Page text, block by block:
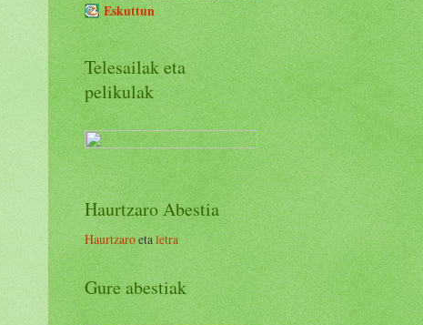
Eskuttun
Telesailak eta
pelikulak
Haurtzaro Abestia
Haurtzaroetaletra
Gure abestiak